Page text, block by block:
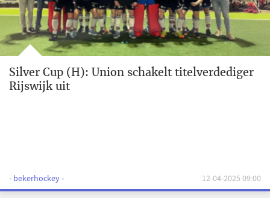
Silver Cup (H): Union schakelt titelverdediger
Rijswijk uit
- bekerhockey - 12-04-2025 09:00